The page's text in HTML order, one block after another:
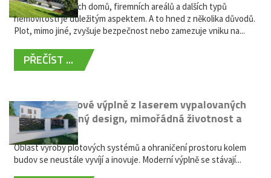
Oplocení rodinných domů, firemních areálů a dalších typů
nemovitostí je důležitým aspektem. A to hned z několika důvodů.
Plot, mimo jiné, zvyšuje bezpečnost nebo zamezuje vniku na...
PŘEČÍST ...
Moderní plotové výplně z laserem vypalovaných
kovů: výjimečný design, mimořádná životnost a
žádná údržba
Oblast výroby plotových systémů a ohraničení prostoru kolem
budov se neustále vyvíjí a inovuje. Moderní výplně se stávají...